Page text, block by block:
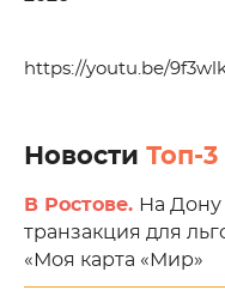
https://youtu.be/
Новости Топ-3
В Ростове. На Дону
транзакция для
«Моя карта «Мир»